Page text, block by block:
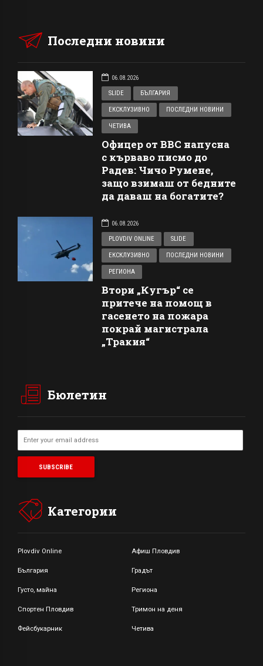
Последни новини
06.08.2026
SLIDE
БЪЛГАРИЯ
ЕКСКЛУЗИВНО ПОСЛЕДНИ НОВИНИ
ЧЕТИВА
Офицер от ВВС напусна
с кърваво писмо до
Радев: Чичо Румене,
защо взимаш от бедните
да даваш на богатите?
06.08.2026
PLOVDIV ONLINE
SLIDE
ЕКСКЛУЗИВНО ПОСЛЕДНИ НОВИНИ
РЕГИОНА
Втори „Кугър“ се
притече на помощ в
гасенето на пожара
покрай магистрала
„Тракия“
Бюлетин
Категории
Plovdiv Online Афиш Пловдив
България Градът
Густо, майна Региона
Спортен Пловдив Тримон на деня
Фейсбукарник Четива